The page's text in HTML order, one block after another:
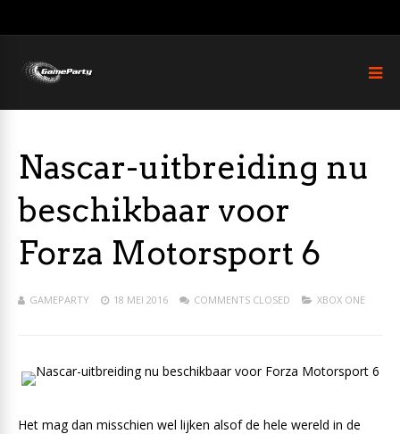
Nascar-uitbreiding nu
beschikbaar voor
Forza Motorsport 6
GAMEPARTY 18 MEI 2016 COMMENTS CLOSED XBOX ONE
Het mag dan misschien wel lijken alsof de hele wereld in de